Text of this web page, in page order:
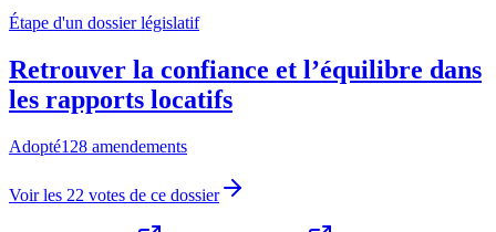
Étape d'un dossier législatif
Retrouver la confiance et l’équilibre dans
les rapports locatifs
Adopté128 amendements
Voir les 22 votes de ce dossier